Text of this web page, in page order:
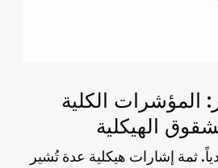
المؤشرات الكلية
الهيكلية
ثمة إشارات هيكلية عدة تُشير